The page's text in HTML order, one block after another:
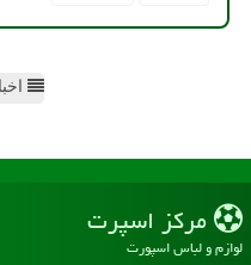
مركز اسپرت
لوازم و لباس اسپورت